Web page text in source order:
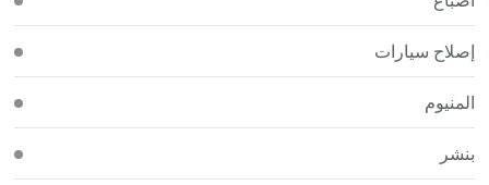
إصلاح سيارات
المنيوم
بنشر